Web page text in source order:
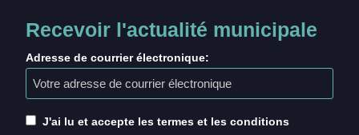
Recevoir l'actualité municipale
Adresse de courrier électronique:
J'ai lu et accepte les termes et les conditions